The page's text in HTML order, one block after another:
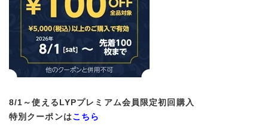
8/1～使えるLYPプレミアム会員限定初回購入
特別クーポンはこちら
ヒールの高さ